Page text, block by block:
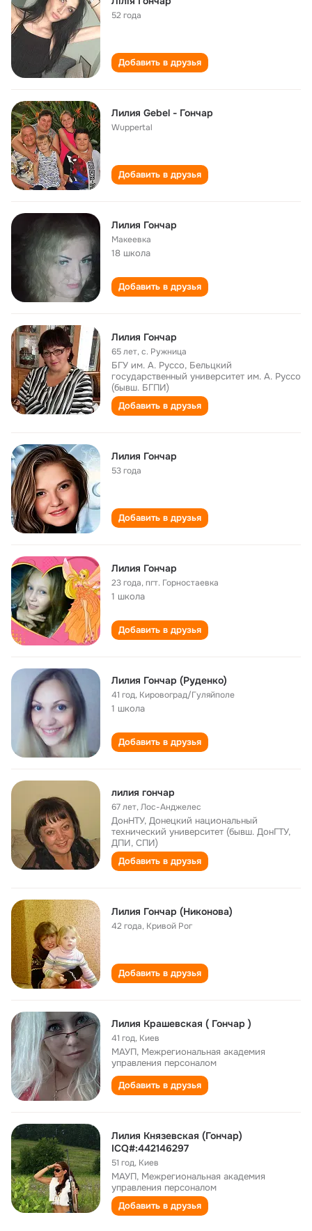
52 года
Добавить в друзья
Лилия Gebel - Гончар
Wuppertal
Добавить в друзья
Лилия Гончар
Макеевка
18 школа
Добавить в друзья
Лилия Гончар
65 лет,с. Ружница
БГУ им. А. Руссо, Бельцкий
государственный университет им. А. Руссо
(бывш. БГПИ)
Добавить в друзья
Лилия Гончар
53 года
Добавить в друзья
Лилия Гончар
23 года,пгт. Горностаевка
1 школа
Добавить в друзья
Лилия Гончар (Руденко)
41 год, Кировоград/Гуляйполе
1 школа
Добавить в друзья
лилия гончар
67 лет,Лос-Анджелес
ДонНТУ, Донецкий национальный
технический университет (бывш. ДонГТУ,
ДПИ, СПИ)
Добавить в друзья
Лилия Гончар (Никонова)
42 года, Кривой Рог
Добавить в друзья
Лилия Крашевская ( Гончар )
41 год, Киев
МАУП, Межрегиональная академия
управления персоналом
Добавить в друзья
Лилия Князевская (Гончар)
ICQ#:442146297
51 год, Киев
МАУП, Межрегиональная академия
управления персоналом
Добавить в друзья